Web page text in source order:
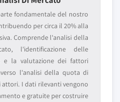
fondamentale del nostro
per circa il 20% alla
Comprende l'analisi della
l'identificazione delle
e la valutazione dei fattori
l'analisi della quota di
I dati rilevanti vengono
e gratuite per costruire